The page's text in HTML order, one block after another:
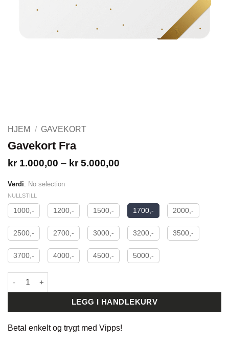
HJEM / GAVEKORT
Gavekort Fra
kr1.000,00 – kr5.000,00
Verdi: No selection
1000,- 1200,- 1500,- 1700,- 2000,-
2500,- 2700,- 3000,- 3200,- 3500,-
3700,- 4000,- 4500,- 5000,-
NULLSTILL
Gavekort Fra antall
LEGG I HANDLEKURV
Betal enkelt og trygt med Vipps!